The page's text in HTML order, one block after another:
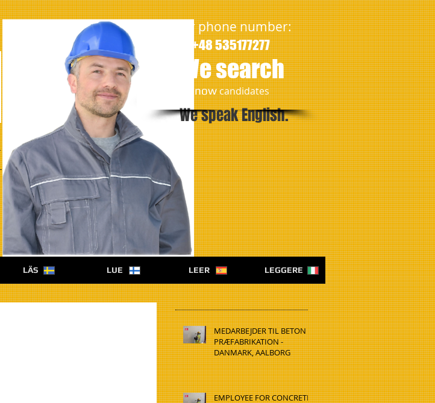
We speak English.
LÄS LUE LEER LEGGERE
MEDARBEJDER TIL BETON
PRÆFABRIKATION -
DANMARK, AALBORG
EMPLOYEE FOR CONCRETE
Our phone number:
+48 535177277
We search
​nowcandidates